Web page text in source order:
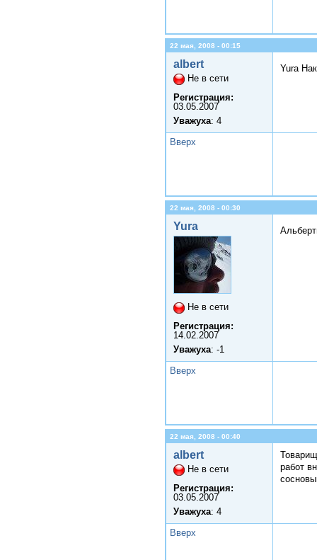
22 мая, 2008 - 00:15
albert
Не в сети
Регистрация:
03.05.2007
Уважуха: 4
Yura
Вверх
22 мая, 2008 - 00:30
Yura
Не в сети
Регистрация:
14.02.2007
Уважуха: -1
Вверх
22 мая, 2008 - 00:40
albert
Не в сети
Регистрация:
03.05.2007
Уважуха: 4
работ
Вверх